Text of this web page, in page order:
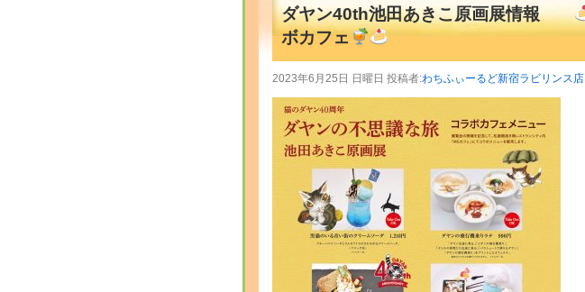
ダヤン40th池田あきこ原画展情報
ボカフェ
2023年6月25日 日曜日 投稿者:わちふぃーるど新宿ラビリンス店